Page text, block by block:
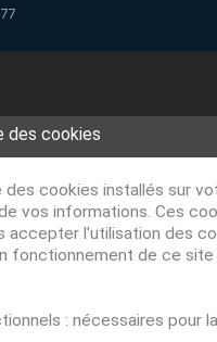
des cookies
des cookies installés sur
vos informations. Ces
accepter l'utilisation des
fonctionnement de ce
: nécessaires pour